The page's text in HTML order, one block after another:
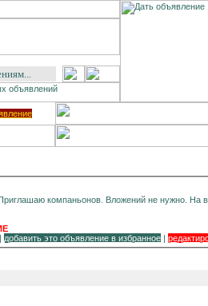
компаньонов. Вложений не нужно. На
добавить это объявление в избранное |